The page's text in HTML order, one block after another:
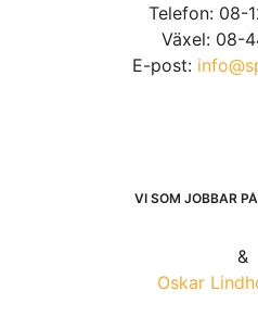
Telefon: 08-
Växel: 08-
E-post:
VI SOM JOBBAR
&
Oskar